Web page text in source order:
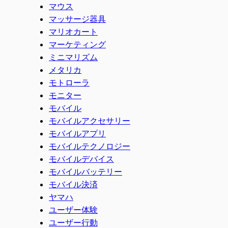
マウス
マッサージ器具
マリオカート
マーケティング
ミニマリズム
メタリカ
モトローラ
モニター
モバイル
モバイルアクセサリー
モバイルアプリ
モバイルテクノロジー
モバイルデバイス
モバイルバッテリー
モバイル決済
ヤマハ
ユーザー体験
ユーザー行動